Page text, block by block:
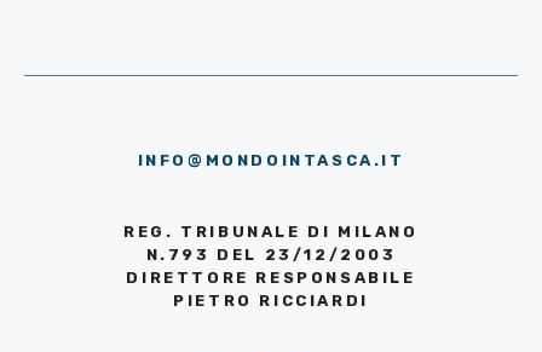
INFO@MONDOINTASCA.IT
REG. TRIBUNALE DI MILANO
N.793 DEL 23/12/2003
DIRETTORE RESPONSABILE
PIETRO RICCIARDI